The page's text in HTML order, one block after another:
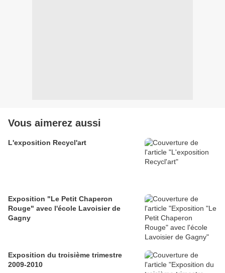
Vous aimerez aussi
L'exposition Recycl'art
Exposition "Le Petit Chaperon
Rouge" avec l'école Lavoisier de
Gagny
Exposition du troisième trimestre
2009-2010